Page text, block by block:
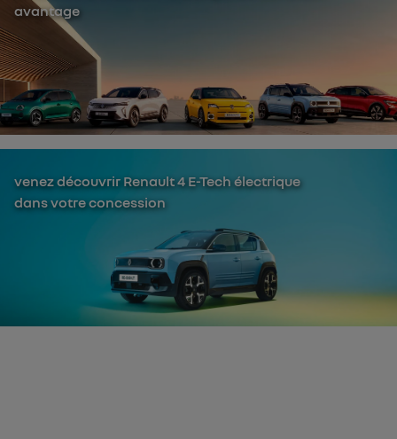
avantage
venez découvrir Renault 4 E-Tech électrique
dans votre concession